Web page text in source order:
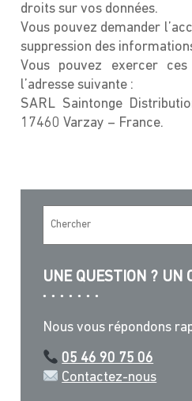
droits sur vos données.
Vous pouvez demander
suppression des
Vous pouvez exercer
l’adresse suivante :
SARL Saintonge
17460 Varzay – France.
UNE QUESTION ? UN
Nous vous répondons
05 46 90 75 06
Contactez-nous